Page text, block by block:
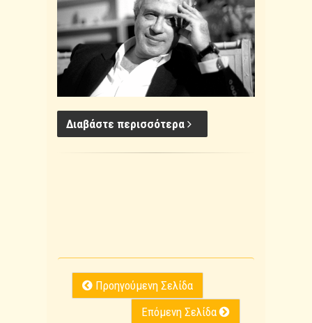
Διαβάστε περισσότερα
Προηγούμενη Σελίδα
Επόμενη Σελίδα